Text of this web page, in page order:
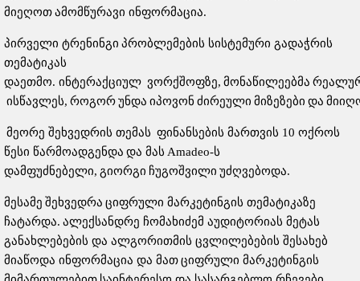
მიეღოთ ამომწურავი ინფორმაცია.
პირველი ტრენინგი პრობლემების სისტემური გადაჭრის
თემატიკას
დაეთმო. ინტერაქციულ ვორქშოფზე, მონაწილეებმა
ისწავლეს, როგორ უნდა იპოვონ ძირეული მიზეზები და
მეორე შეხვედრის თემას ფინანსების მართვის 10 ოქროს
წესი წარმოადგენდა და მას Amadeo-ს
დამფუძნებელი, გიორგი ჩუგოშვილი უძღვებოდა.
მესამე შეხვედრა ციფრული მარკეტინგის თემატიკაზე
ჩატარდა. ალექსანდრე ჩომახიძემ აუდიტორიას მეტას
განახლებების და ალგორითმის ცვლილებების შესახებ
მიაწოდა ინფორმაცია და მათ ციფრული მარკეტინგის